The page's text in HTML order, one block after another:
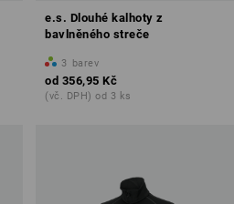
e.s. Dlouhé kalhoty z
bavlněného streče
3 barev
od 356,95 Kč
(vč. DPH) od 3 ks